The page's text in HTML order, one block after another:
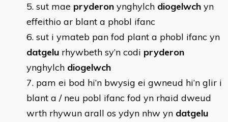
sut mae pryderon ynghylch diogelwch yn
effeithio ar blant a phobl ifanc
sut i ymateb pan fod plant a phobl ifanc yn
datgelu rhywbeth sy’n codi pryderon
ynghylch diogelwch
pam ei bod hi’n bwysig ei gwneud hi’n glir i
blant a / neu pobl ifanc fod yn rhaid dweud
wrth rhywun arall os ydyn nhw yn datgelu